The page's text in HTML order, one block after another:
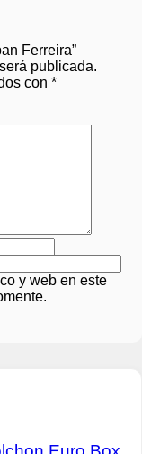
Ferreira”
publicada.
con *
y web en este